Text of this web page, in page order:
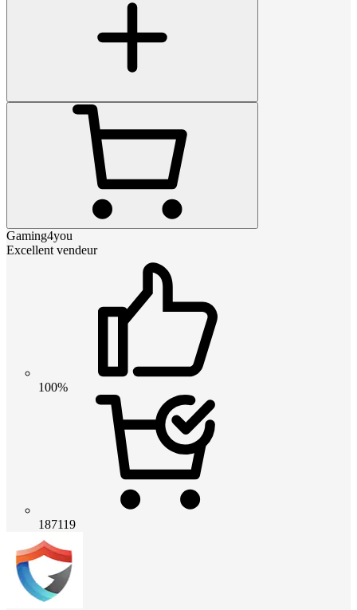
Gaming4you
Excellent vendeur
100%
187119